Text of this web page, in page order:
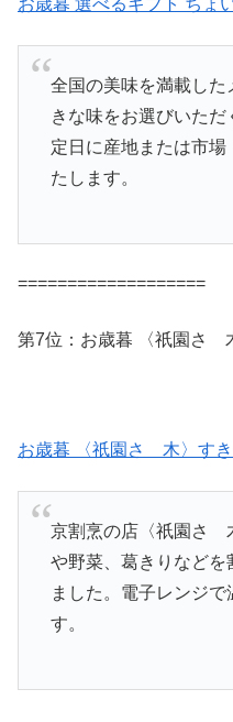
お歳暮 選べるギフト ちょ
全国の美味を満載し
きな味をお選びいた
定日に産地または市
たします。
===================
第7位：お歳暮 〈祇園さゝ
お歳暮 〈祇園さゝ木〉す
京割烹の店〈祇園さゝ
や野菜、葛きりなどを
ました。電子レンジ
す。